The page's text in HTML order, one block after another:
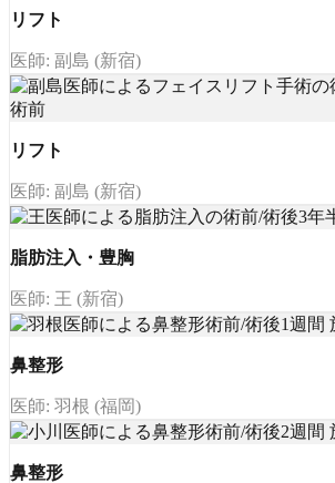
リフト
医師: 副島 (新宿)
リフト
医師: 副島 (新宿)
脂肪注入・豊胸
医師: 王 (新宿)
鼻整形
医師: 羽根 (福岡)
鼻整形